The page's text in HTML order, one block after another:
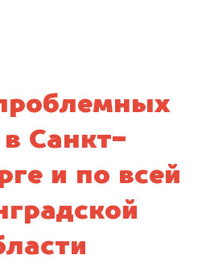
Санкт-
и по всей